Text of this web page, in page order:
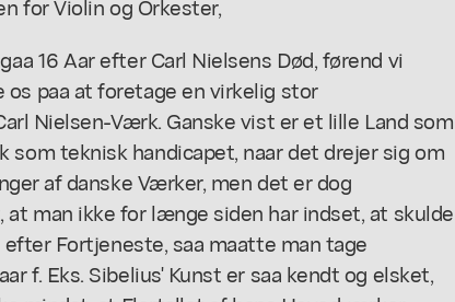
16 Aar efter Carl Nielsens Død, førend vi
paa at foretage en virkelig stor
Nielsen-Værk. Ganske vist er et lille Land som
som teknisk handicapet, naar det drejer sig om
af danske Værker, men det er dog
man ikke for længe siden har indset, at skulde
Fortjeneste, saa maatte man tage
f. Eks. Sibelius' Kunst er saa kendt og elsket,